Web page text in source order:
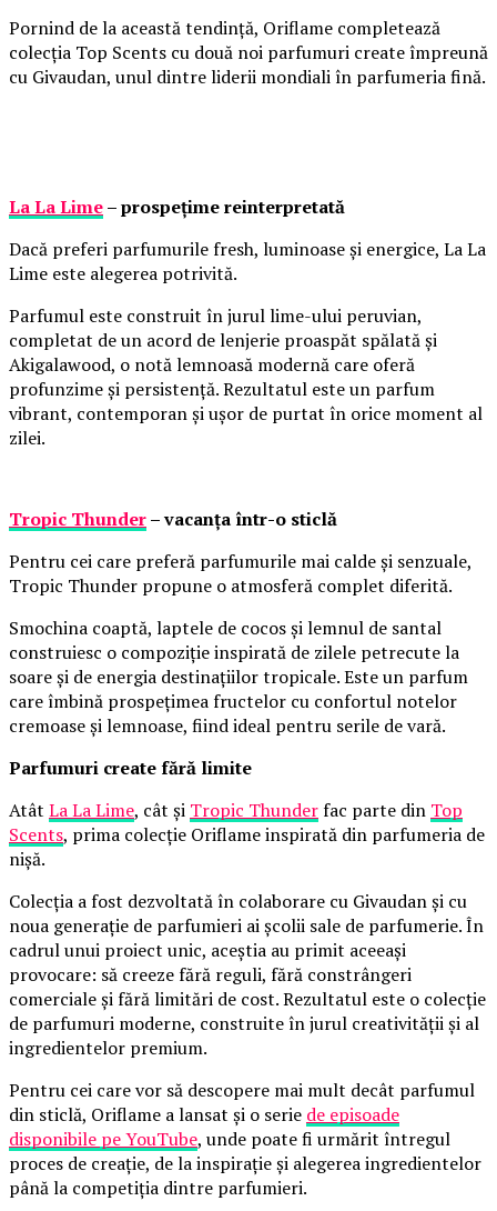
Pornind de la această tendință, Oriflame completează
colecția Top Scents cu două noi parfumuri create împreună
cu Givaudan, unul dintre liderii mondiali în parfumeria fină.
La La Lime– prospețime reinterpretată
Dacă preferi parfumurile fresh, luminoase și energice, La La
Lime este alegerea potrivită.
Parfumul este construit în jurul lime-ului peruvian,
completat de un acord de lenjerie proaspăt spălată și
Akigalawood, o notă lemnoasă modernă care oferă
profunzime și persistență. Rezultatul este un parfum
vibrant, contemporan și ușor de purtat în orice moment al
zilei.
Tropic Thunder– vacanța într-o sticlă
Pentru cei care preferă parfumurile mai calde și senzuale,
Tropic Thunder propune o atmosferă complet diferită.
Smochina coaptă, laptele de cocos și lemnul de santal
construiesc o compoziție inspirată de zilele petrecute la
soare și de energia destinațiilor tropicale. Este un parfum
care îmbină prospețimea fructelor cu confortul notelor
cremoase și lemnoase, fiind ideal pentru serile de vară.
Parfumuri create fără limite
Atât La La Lime, cât și Tropic Thunderfac parte din Top
Scents, prima colecție Oriflame inspirată din parfumeria de
nișă.
Colecția a fost dezvoltată în colaborare cu Givaudan și cu
noua generație de parfumieri ai școlii sale de parfumerie. În
cadrul unui proiect unic, aceștia au primit aceeași
provocare: să creeze fără reguli, fără constrângeri
comerciale și fără limitări de cost. Rezultatul este o colecție
de parfumuri moderne, construite în jurul creativității și al
ingredientelor premium.
Pentru cei care vor să descopere mai mult decât parfumul
din sticlă, Oriflame a lansat și o serie de episoade
disponibile pe YouTube, unde poate fi urmărit întregul
proces de creație, de la inspirație și alegerea ingredientelor
până la competiția dintre parfumieri.